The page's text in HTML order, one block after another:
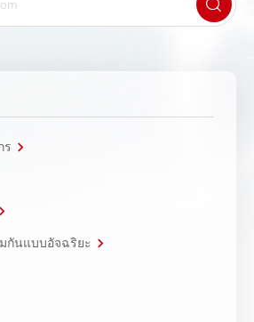
ร
กันแบบอัจฉริยะ